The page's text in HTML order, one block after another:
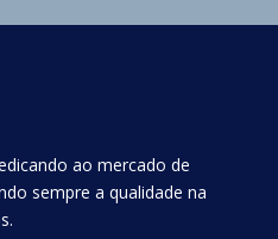
ao mercado de
sempre a qualidade na